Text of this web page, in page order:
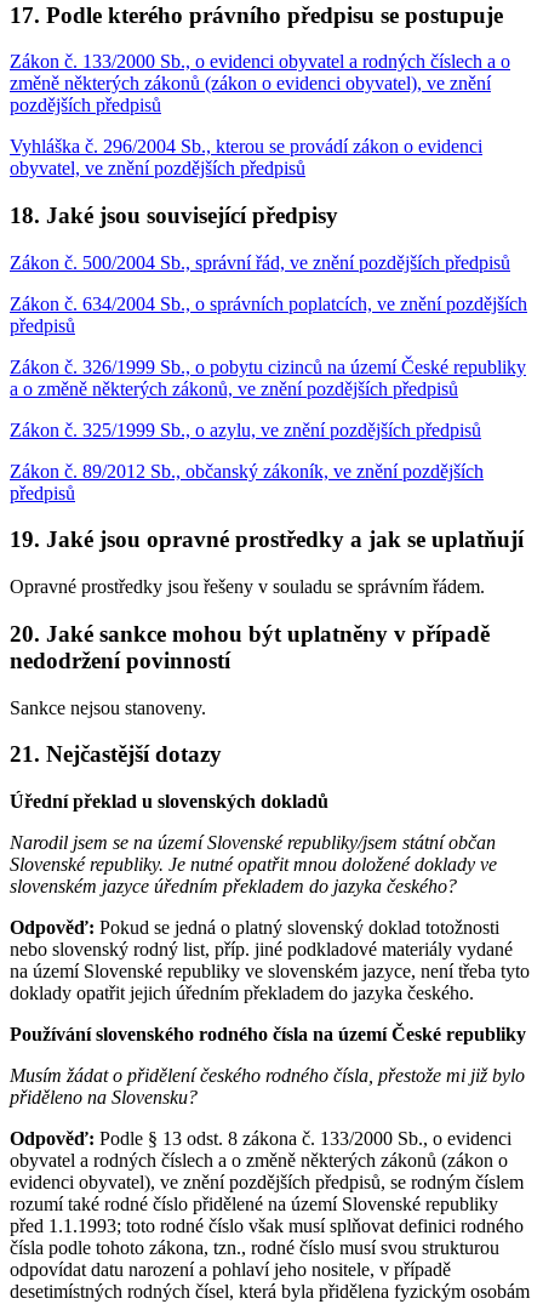
17. Podle kterého právního předpisu se postupuje
Zákon č. 133/2000 Sb., o evidenci obyvatel a rodných číslech a o
změně některých zákonů (zákon o evidenci obyvatel), ve znění
pozdějších předpisů
Vyhláška č. 296/2004 Sb., kterou se provádí zákon o evidenci
obyvatel, ve znění pozdějších předpisů
18. Jaké jsou související předpisy
Zákon č. 500/2004 Sb., správní řád, ve znění pozdějších předpisů
Zákon č. 634/2004 Sb., o správních poplatcích, ve znění pozdějších
předpisů
Zákon č. 326/1999 Sb., o pobytu cizinců na území České republiky
a o změně některých zákonů, ve znění pozdějších předpisů
Zákon č. 325/1999 Sb., o azylu, ve znění pozdějších předpisů
Zákon č. 89/2012 Sb., občanský zákoník, ve znění pozdějších
předpisů
19. Jaké jsou opravné prostředky a jak se uplatňují
Opravné prostředky jsou řešeny v souladu se správním řádem.
20. Jaké sankce mohou být uplatněny v případě
nedodržení povinností
Sankce nejsou stanoveny.
21. Nejčastější dotazy
Úřední překlad u slovenských dokladů
Narodil jsem se na území Slovenské republiky/jsem státní občan
Slovenské republiky. Je nutné opatřit mnou doložené doklady ve
slovenském jazyce úředním překladem do jazyka českého?
Odpověď: Pokud se jedná o platný slovenský doklad totožnosti
nebo slovenský rodný list, příp. jiné podkladové materiály vydané
na území Slovenské republiky ve slovenském jazyce, není třeba tyto
doklady opatřit jejich úředním překladem do jazyka českého.
Používání slovenského rodného čísla na území České republiky
Musím žádat o přidělení českého rodného čísla, přestože mi již bylo
přiděleno na Slovensku?
Odpověď: Podle § 13 odst. 8 zákona č. 133/2000 Sb., o evidenci
obyvatel a rodných číslech a o změně některých zákonů (zákon o
evidenci obyvatel), ve znění pozdějších předpisů, se rodným číslem
rozumí také rodné číslo přidělené na území Slovenské republiky
před 1.1.1993; toto rodné číslo však musí splňovat definici rodného
čísla podle tohoto zákona, tzn., rodné číslo musí svou strukturou
odpovídat datu narození a pohlaví jeho nositele, v případě
desetimístných rodných čísel, která byla přidělena fyzickým osobám